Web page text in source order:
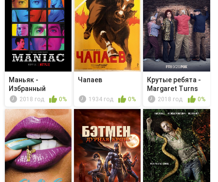
Маньяк -
Избранный
2018 год 0%
Чапаев
1934 год 0%
Крутые ребята -
Margaret Turns
65 2018 год 0%